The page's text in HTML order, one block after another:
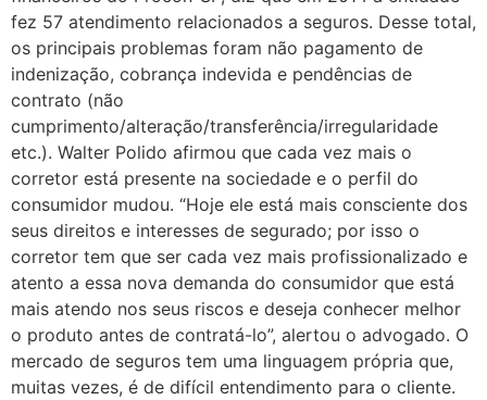
fez 57 atendimento relacionados a seguros. Desse total,
os principais problemas foram não pagamento de
indenização, cobrança indevida e pendências de
contrato (não
cumprimento/alteração/transferência/irregularidade
etc.). Walter Polido afirmou que cada vez mais o
corretor está presente na sociedade e o perfil do
consumidor mudou. “Hoje ele está mais consciente dos
seus direitos e interesses de segurado; por isso o
corretor tem que ser cada vez mais profissionalizado e
atento a essa nova demanda do consumidor que está
mais atendo nos seus riscos e deseja conhecer melhor
o produto antes de contratá-lo”, alertou o advogado. O
mercado de seguros tem uma linguagem própria que,
muitas vezes, é de difícil entendimento para o cliente.